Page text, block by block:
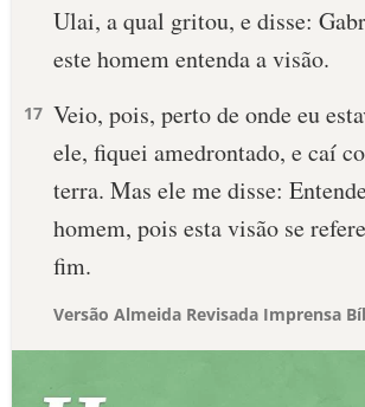
Ulai, a qual gritou, e disse:
este homem entenda a visão.
17 Veio, pois, perto de onde eu
ele, fiquei amedrontado, e caí
terra. Mas ele me disse:
homem, pois esta visão se
fim.
Versão Almeida Revisada Imprensa